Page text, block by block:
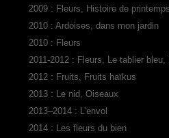
2009 : Fleurs, Histoire de printemps
2010 : Ardoises, dans mon jardin
2010 : Fleurs
2011-2012 : Fleurs, Le tablier
2012 : Fruits, Fruits haïkus
2013 : Le nid, Oiseaux
2013–2014 : L’envol
2014 : Les fleurs du bien